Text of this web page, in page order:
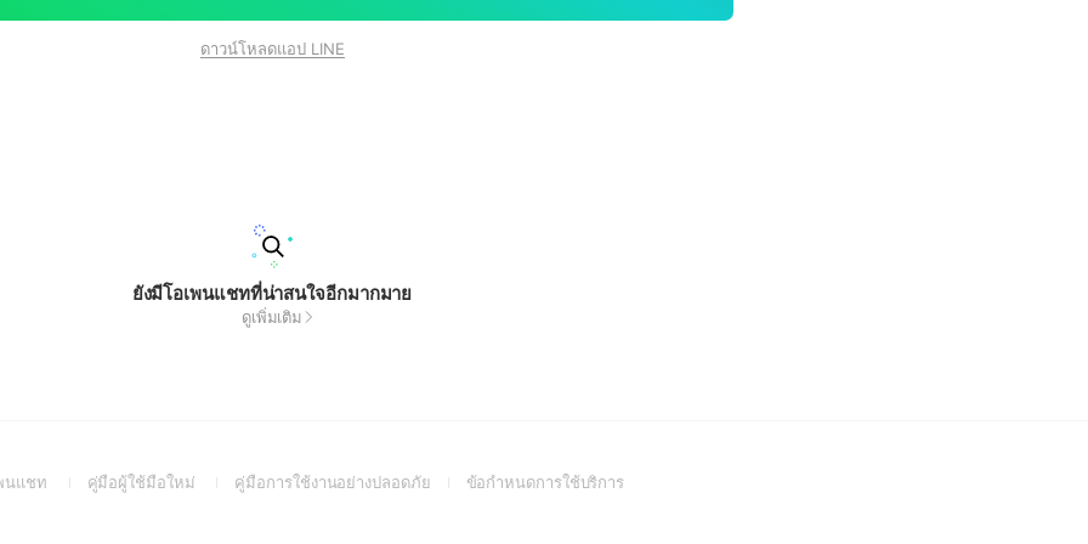
ดาวน์โหลดแอป LINE
ยังมีโอเพนแชทที่น่าสนใจอีกมากมาย
ดูเพิ่มเติม
นแชท
(Openคู่มือผู้ใช้มือใหม่
(Openคู่มือการใช้งานอย่างปลอดภัย(Openข้อกำหนดการใช้บริการ(Open